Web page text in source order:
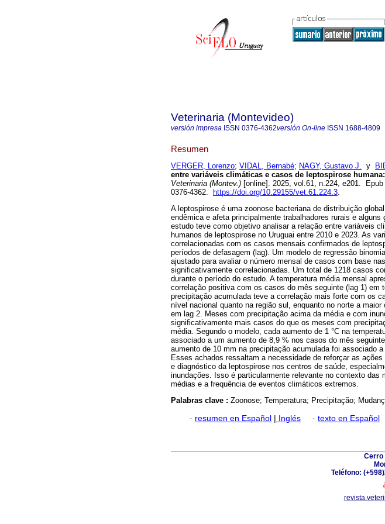
Veterinaria (Montevideo)
versión impresa ISSN 0376-4362versión On-line ISSN 1688-4809
Resumen
VERGER, Lorenzo; VIDAL, Bernabé; NAGY, Gustavo J. y
entre variáveis climáticas e casos de leptospirose humana:
Veterinaria (Montev.) [online]. 2025, vol.61, n.224, e201.
0376-4362.
https://doi.org/10.29155/vet.61.224.3.
A leptospirose é uma zoonose bacteriana de distribuição
endêmica e afeta principalmente trabalhadores rurais e alguns
estudo teve como objetivo analisar a relação entre variáveis
humanos de leptospirose no Uruguai entre 2010 e 2023. As
correlacionadas com os casos mensais confirmados de
períodos de defasagem (lag). Um modelo de regressão
ajustado para avaliar o número mensal de casos com base
significativamente correlacionadas. Um total de 1218 casos
durante o período do estudo. A temperatura média mensal
correlação positiva com os casos do mês seguinte (lag 1) em
precipitação acumulada teve a correlação mais forte com os
nível nacional quanto na região sul, enquanto no norte a maior
em lag 2. Meses com precipitação acima da média e com
significativamente mais casos do que os meses com
média. Segundo o modelo, cada aumento de 1 °C na
associado a um aumento de 8,9 % nos casos do mês
aumento de 10 mm na precipitação acumulada foi associado
Esses achados ressaltam a necessidade de reforçar as
e diagnóstico da leptospirose nos centros de saúde,
inundações. Isso é particularmente relevante no contexto
médias e a frequência de eventos climáticos extremos.
Palabras clave : Zoonose; Temperatura; Precipitação;
· resumen en Español | Inglés · texto en Español
Cerro
Teléfono: